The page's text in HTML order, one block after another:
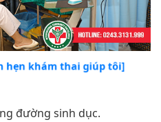
hẹn khám thai giúp tôi]
đường sinh dục.